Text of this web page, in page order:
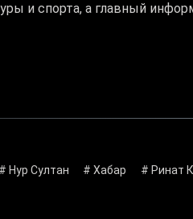
и спорта, а главный
# Нур Султан # Хабар # Ринат